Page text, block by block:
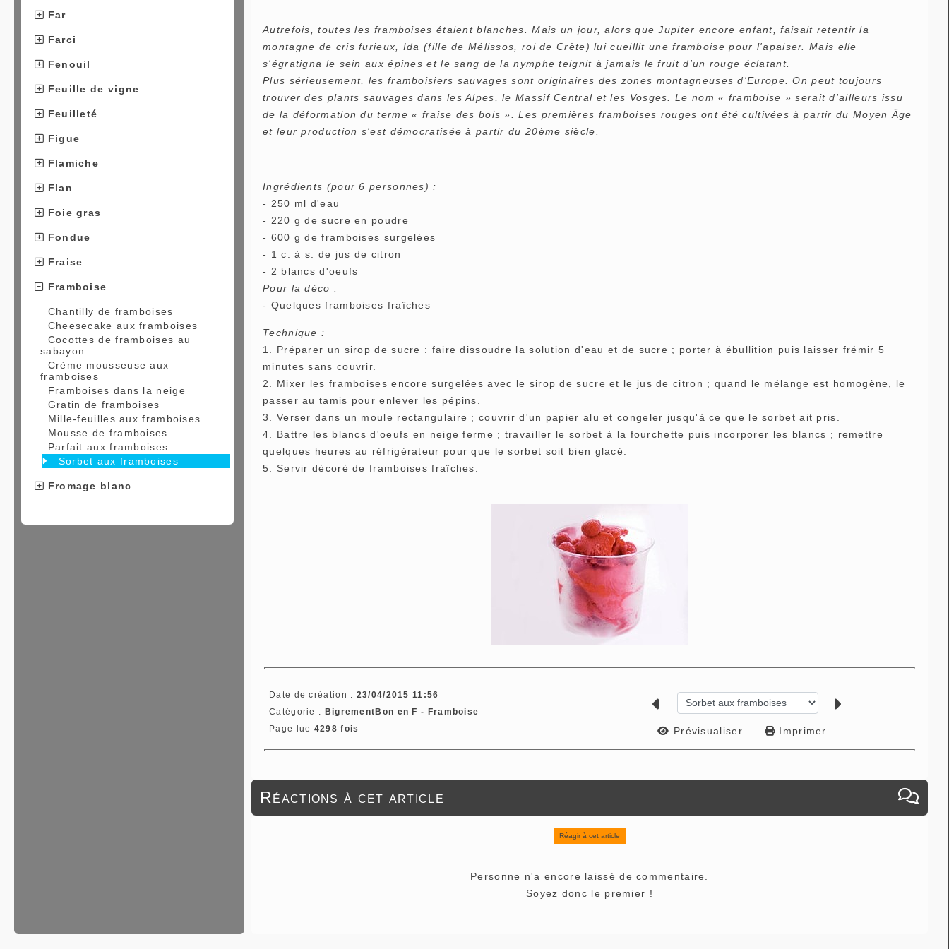
Far
Farci
Fenouil
Feuille de vigne
Feuilleté
Figue
Flamiche
Flan
Foie gras
Fondue
Fraise
Framboise
Chantilly de framboises
Cheesecake aux framboises
Cocottes de framboises au
sabayon
Crème mousseuse aux
framboises
Framboises dans la neige
Gratin de framboises
Mille-feuilles aux framboises
Mousse de framboises
Parfait aux framboises
Sorbet aux framboises
Fromage blanc
Autrefois, toutes les framboises étaient blanches. Mais un jour, alors que Jupiter encore enfant, faisait retentir la
montagne de cris furieux, Ida (fille de Mélissos, roi de Crète) lui cueillit une framboise pour l'apaiser. Mais elle
s'égratigna le sein aux épines et le sang de la nymphe teignit à jamais le fruit d'un rouge éclatant.
Plus sérieusement, les framboisiers sauvages sont originaires des zones montagneuses d'Europe. On peut toujours
trouver des plants sauvages dans les Alpes, le Massif Central et les Vosges. Le nom « framboise » serait d'ailleurs issu
de la déformation du terme « fraise des bois ». Les premières framboises rouges ont été cultivées à partir du Moyen Âge
et leur production s'est démocratisée à partir du 20ème siècle.
Ingrédients (pour 6 personnes) :
- 250 ml d'eau
- 220 g de sucre en poudre
- 600 g de framboises surgelées
- 1 c. à s. de jus de citron
- 2 blancs d'oeufs
Pour la déco :
- Quelques framboises fraîches
Technique :
1. Préparer un sirop de sucre : faire dissoudre la solution d'eau et de sucre ; porter à ébullition puis laisser frémir 5
minutes sans couvrir.
2. Mixer les framboises encore surgelées avec le sirop de sucre et le jus de citron ; quand le mélange est homogène, le
passer au tamis pour enlever les pépins.
3. Verser dans un moule rectangulaire ; couvrir d'un papier alu et congeler jusqu'à ce que le sorbet ait pris.
4. Battre les blancs d'oeufs en neige ferme ; travailler le sorbet à la fourchette puis incorporer les blancs ; remettre
quelques heures au réfrigérateur pour que le sorbet soit bien glacé.
5. Servir décoré de framboises fraîches.
Date de création : 23/04/2015 11:56
Catégorie : BigrementBon en F - Framboise
Page lue 4298 fois Prévisualiser... Imprimer...
Réactions à cet article
Réagir à cet article
Personne n'a encore laissé de commentaire.
Soyez donc le premier !